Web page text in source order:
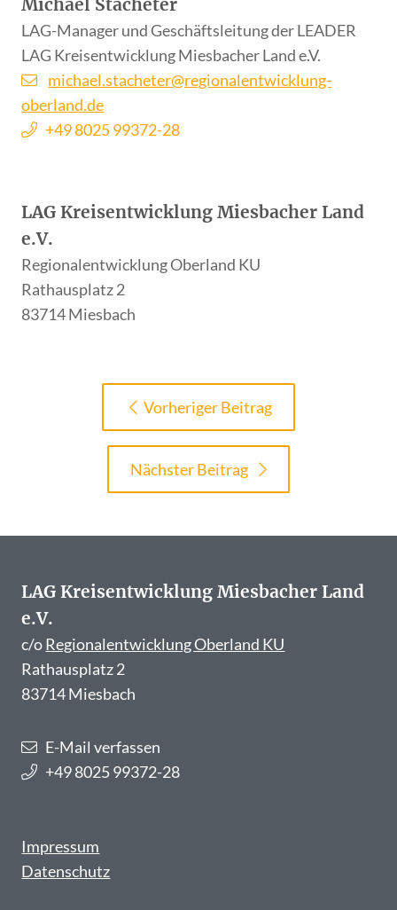
Michael Stacheter
LAG-Manager und Geschäftsleitung der LEADER
LAG Kreisentwicklung Miesbacher Land e.V.
michael.stacheter@regionalentwicklung-
oberland.de
+49 8025 99372-28
LAG Kreisentwicklung Miesbacher Land
e.V.
Regionalentwicklung Oberland KU
Rathausplatz 2
83714 Miesbach
Vorheriger Beitrag
Nächster Beitrag
LAG Kreisentwicklung Miesbacher Land
e.V.
c/oRegionalentwicklung Oberland KU
Rathausplatz 2
83714 Miesbach
E-Mail verfassen
+49 8025 99372-28
Impressum
Datenschutz